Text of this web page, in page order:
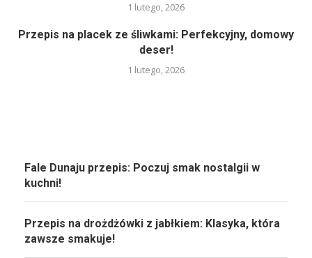
1 lutego, 2026
Przepis na placek ze śliwkami: Perfekcyjny, domowy
deser!
1 lutego, 2026
Fale Dunaju przepis: Poczuj smak nostalgii w
kuchni!
Przepis na drożdżówki z jabłkiem: Klasyka, która
zawsze smakuje!